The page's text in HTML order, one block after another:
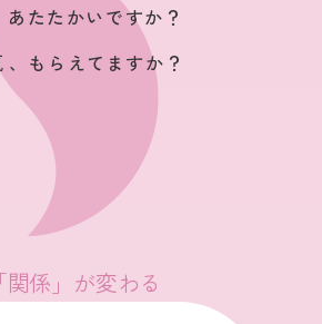
「認知」が変わる
、大事にしてますか？
点、意識してますか？